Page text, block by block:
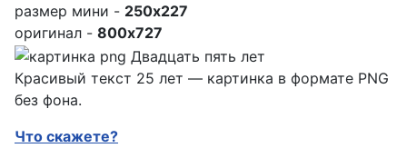
размер мини - 250x227
оригинал - 800x727
Красивый текст 25 лет — картинка в формате PNG
без фона.
Что скажете?